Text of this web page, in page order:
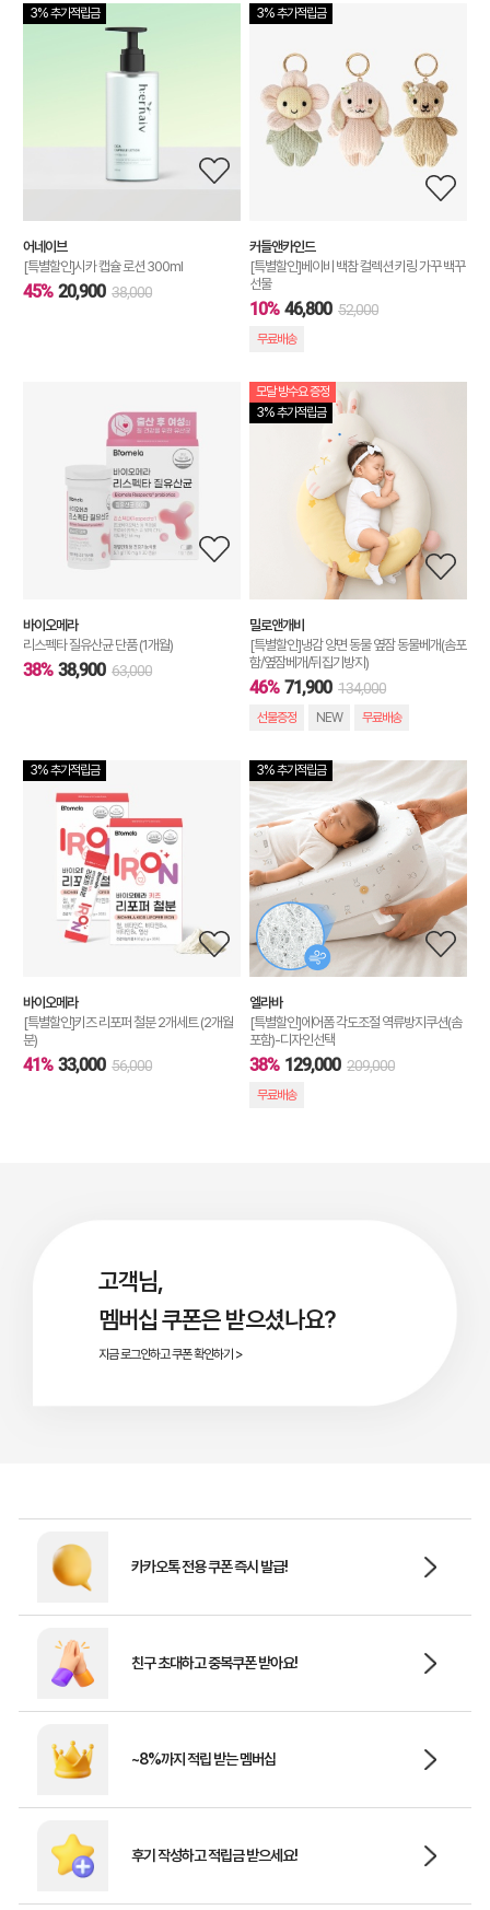
3% 추가적립금
어네이브
[특별할인]시카 캡슐 로션 300ml
45% 20,900 38,000
3% 추가적립금
커들앤카인드
[특별할인]베이비 백참 컬렉션 키링 가꾸 백꾸
선물
10% 46,800 52,000
무료배송
바이오메라
리스펙타 질유산균 단품 (1개월)
38% 38,900 63,000
3% 추가적립금
모달 방수요 증정
밀로앤개비
[특별할인]냉감 양면 동물 옆잠 동물베개(솜포
함/옆잠베개/뒤집기방지)
46% 71,900 134,000
선물증정 NEW 무료배송
3% 추가적립금
바이오메라
[특별할인]키즈 리포퍼 철분 2개세트 (2개월
분)
41% 33,000 56,000
3% 추가적립금
엘라바
[특별할인]에어폼 각도조절 역류방지쿠션(솜
포함)-디자인선택
38% 129,000 209,000
무료배송
고객님,
멤버십 쿠폰은 받으셨나요?
지금 로그인하고 쿠폰 확인하기 >
카카오톡 전용 쿠폰 즉시 발급!
친구 초대하고 중복쿠폰 받아요!
~8%까지 적립 받는 멤버십
후기 작성하고 적립금 받으세요!